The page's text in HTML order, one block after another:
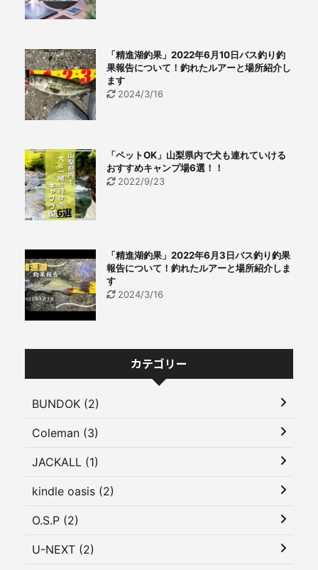
「精進湖釣果」2022年6月10日バス釣り釣
果報告について！釣れたルアーと場所紹介し
ます
2024/3/16
「ペットOK」山梨県内で犬も連れていける
おすすめキャンプ場6選！！
2022/9/23
「精進湖釣果」2022年6月3日バス釣り釣果
報告について！釣れたルアーと場所紹介しま
す
2024/3/16
カテゴリー
BUNDOK (2)
Coleman (3)
JACKALL (1)
kindle oasis (2)
O.S.P (2)
U-NEXT (2)